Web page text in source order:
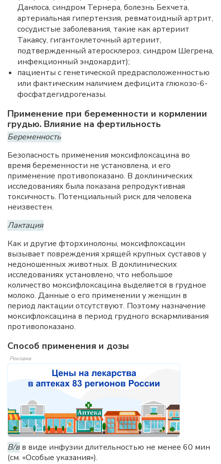
Данлоса, синдром Тернера, болезнь Бехчета,
артериальная гипертензия, ревматоидный артрит,
сосудистые заболевания, такие как артериит
Такаясу, гигантоклеточный артериит,
подтвержденный атеросклероз, синдром Шегрена,
инфекционный эндокардит);
пациенты с генетической предрасположенностью
или фактическим наличием дефицита глюкозо-6-
фосфатдегидрогеназы.
Применение при беременности и кормлении
грудью. Влияние на фертильность
Беременность
Безопасность применения моксифлоксацина во
время беременности не установлена, и его
применение противопоказано. В доклинических
исследованиях была показана репродуктивная
токсичность. Потенциальный риск для человека
неизвестен.
Лактация
Как и другие фторхинолоны, моксифлоксацин
вызывает повреждения хрящей крупных суставов у
недоношенных животных. В доклинических
исследованиях установлено, что небольшое
количество моксифлоксацина выделяется в грудное
молоко. Данные о его применении у женщин в
период лактации отсутствуют. Поэтому назначение
моксифлоксацина в период грудного вскармливания
противопоказано.
Способ применения и дозы
Реклама
В/вв виде инфузии длительностью не менее 60 мин
(см. «Особые указания»).